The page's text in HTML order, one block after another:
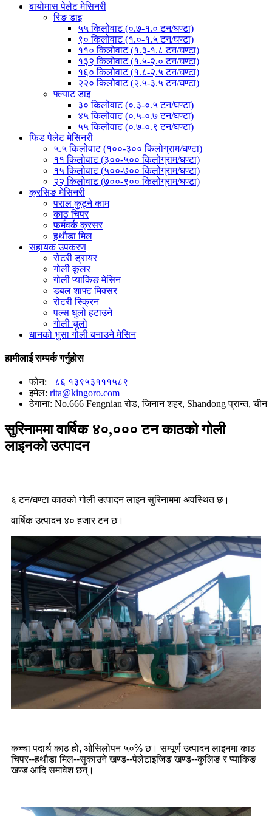
बायोमास पेलेट मेसिनरी
रिङ डाइ
५५ किलोवाट (०.७-१.० टन/घण्टा)
९० किलोवाट (१.०-१.५ टन/घण्टा)
११० किलोवाट (१.३-१.८ टन/घण्टा)
१३२ किलोवाट (१.५-२.० टन/घण्टा)
१६० किलोवाट (१.८-२.५ टन/घण्टा)
२२० किलोवाट (२.५-३.५ टन/घण्टा)
फ्ल्याट डाइ
३० किलोवाट (०.३-०.५ टन/घण्टा)
४५ किलोवाट (०.५-०.७ टन/घण्टा)
५५ किलोवाट (०.७-०.९ टन/घण्टा)
फिड पेलेट मेसिनरी
५.५ किलोवाट (१००-३०० किलोग्राम/घण्टा)
११ किलोवाट (३००-५०० किलोग्राम/घण्टा)
१५ किलोवाट (५००-७०० किलोग्राम/घण्टा)
२२ किलोवाट (७००-९०० किलोग्राम/घण्टा)
क्रसिङ मेसिनरी
पराल कुट्ने काम
काठ चिपर
फर्मवर्क क्रसर
हथौडा मिल
सहायक उपकरण
रोटरी ड्रायर
गोली कूलर
गोली प्याकिङ मेसिन
डबल शाफ्ट मिक्सर
रोटरी स्क्रिन
पल्स धुलो हटाउने
गोली चुलो
धानको भुसा गोली बनाउने मेसिन
हामीलाई सम्पर्क गर्नुहोस
फोन: +८६ १३९५३१११५८९
इमेल: rita@kingoro.com
ठेगाना: No.666 Fengnian रोड, जिनान शहर, Shandong प्रान्त, चीन
सुरिनाममा वार्षिक ४०,००० टन काठको गोली
लाइनको उत्पादन
६ टन/घण्टा काठको गोली उत्पादन लाइन सुरिनाममा अवस्थित छ।
वार्षिक उत्पादन ४० हजार टन छ।
कच्चा पदार्थ काठ हो, ओसिलोपन ५०% छ। सम्पूर्ण उत्पादन लाइनमा काठ
चिपर--हथौडा मिल--सुकाउने खण्ड--पेलेटाइजिङ खण्ड--कुलिङ र प्याकिङ
खण्ड आदि समावेश छन्।